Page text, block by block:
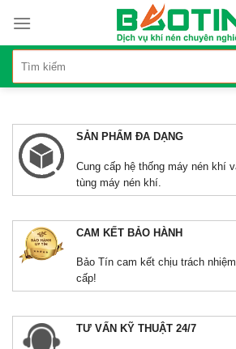
SẢN PHẨM ĐA DẠNG
Cung cấp hệ thống máy nén khí
tùng máy nén khí.
CAM KẾT BẢO HÀNH
Bảo Tín cam kết chịu trách
cấp!
TƯ VẤN KỸ THUẬT 24/7